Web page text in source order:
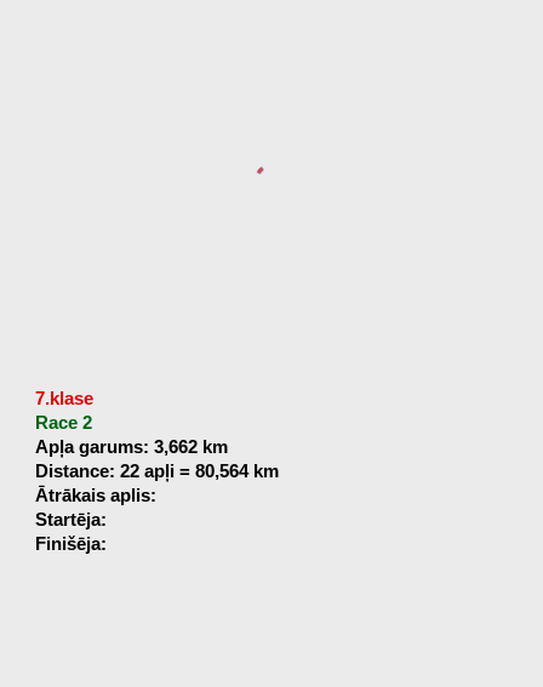
7.klase
Race 2
Apļa garums: 3,662 km
Distance: 22 apļi = 80,564 km
Ātrākais aplis:
Startēja:
Finišēja: